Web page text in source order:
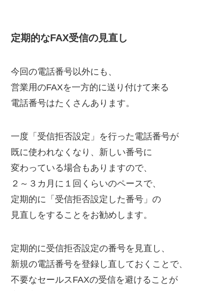
定期的なFAX受信の見直し
今回の電話番号以外にも、
営業用のFAXを一方的に送り付けて来る
電話番号はたくさんあります。
一度「受信拒否設定」を行った電話番号が
既に使われなくなり、新しい番号に
変わっている場合もありますので、
２～３カ月に１回くらいのペースで、
定期的に「受信拒否設定した番号」の
見直しをすることをお勧めします。
定期的に受信拒否設定の番号を見直し、
新規の電話番号を登録し直しておくことで、
不要なセールスFAXの受信を避けることが